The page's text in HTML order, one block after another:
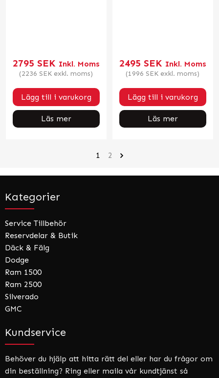
2795 SEK Inkl. Moms
(2236 SEK exkl. moms)
Lägg till i varukorg
Läs mer
2495 SEK Inkl. Moms
(1996 SEK exkl. moms)
Lägg till i varukorg
Läs mer
1 2
Kategorier
Service Tillbehör
Reservdelar & Butik
Däck & Fälg
Dodge
Ram 1500
Ram 2500
Silverado
GMC
Kundservice
Behöver du hjälp att hitta rätt del eller har du frågor om
din beställning? Ring eller maila vår kundtjänst så